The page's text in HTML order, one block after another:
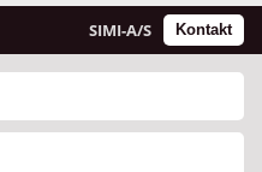
Kontakt
SIMI-A/S